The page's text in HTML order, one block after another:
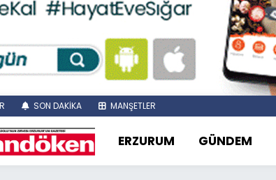
SON DAKİKA MANŞETLER
ERZURUM GÜNDEM